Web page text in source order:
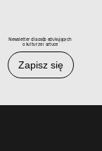
Newsletter dla osób edukujących
o kulturze i sztuce
Zapisz się